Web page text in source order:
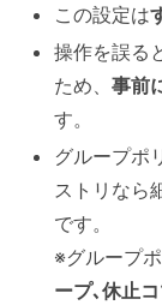
この設定は
操作を誤る
ため、事前
す。
グループポ
ストリなら
です。
※グループ
ープ､休止